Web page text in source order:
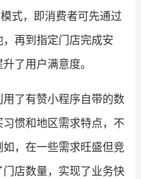
式，即消费者可先通过
再到指定门店完成安
了用户满意度。
了有赞小程序自带的数
惯和地区需求特点，不
，在一些需求旺盛但竞
店数量，实现了业务快